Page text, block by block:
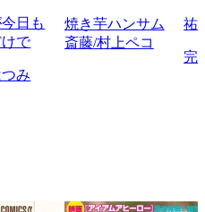
日も
で
み
焼き芋ハンサム
斎藤/村上ペコ
祐
完